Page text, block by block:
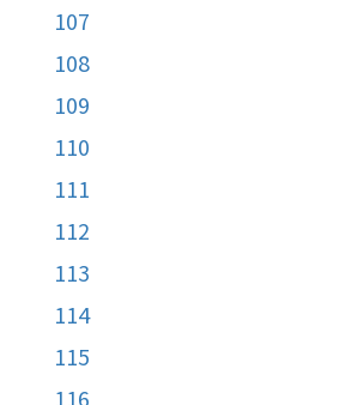
107
108
109
110
111
112
113
114
115
116